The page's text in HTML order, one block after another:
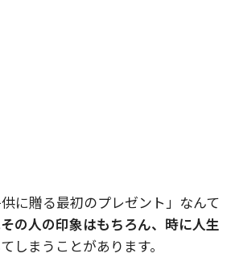
に贈る最初のプレゼント」なんて
の人の印象はもちろん、時に人生
てしまうことがあります。